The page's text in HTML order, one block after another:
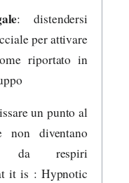
: distendersi
per attivare
riportato in
un punto al
non diventano
da respiri
it is : Hypnotic